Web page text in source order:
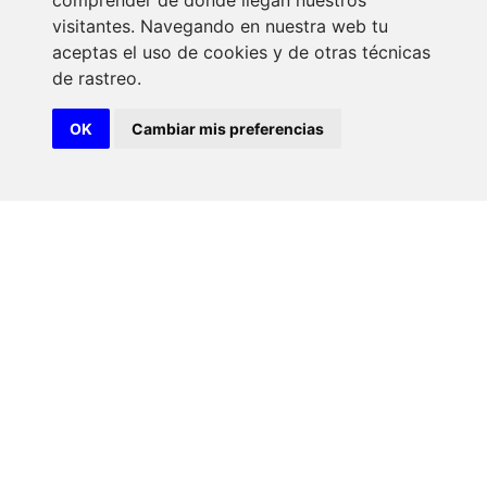
visitantes. Navegando en nuestra web tu
aceptas el uso de cookies y de otras técnicas
de rastreo.
OK Cambiar mis preferencias